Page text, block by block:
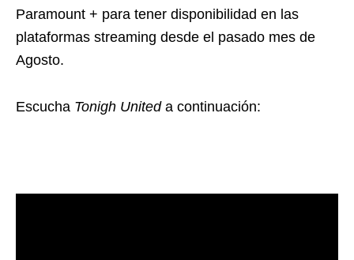
Paramount + para tener disponibilidad en las
plataformas streaming desde el pasado mes de
Agosto.
Escucha Tonigh Uniteda continuación: